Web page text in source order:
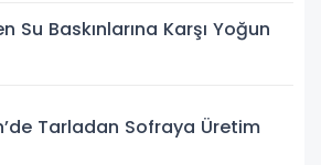
Su Baskınlarına Karşı Yoğun
Tarladan Sofraya Üretim